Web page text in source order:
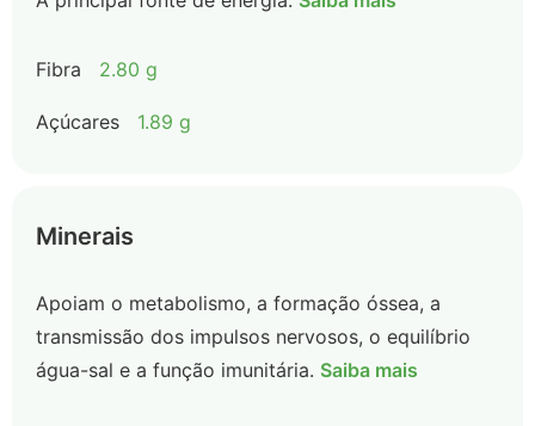
Fibra 2.80 g
Açúcares 1.89 g
Minerais
Apoiam o metabolismo, a formação óssea, a
transmissão dos impulsos nervosos, o equilíbrio
água-sal e a função imunitária. Saiba mais